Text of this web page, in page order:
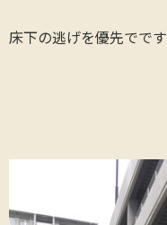
床下の逃げを優先でです